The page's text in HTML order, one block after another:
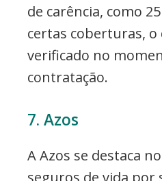
de carência, como
certas coberturas, o
verificado no
contratação.
7. Azos
A Azos se destaca